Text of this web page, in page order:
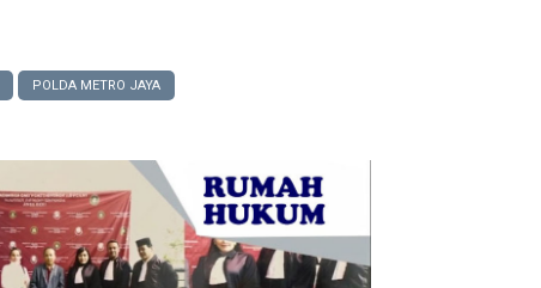
POLDA METRO JAYA